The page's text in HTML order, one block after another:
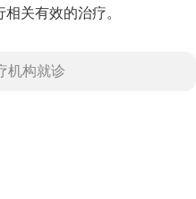
关有效的治疗。
机构就诊